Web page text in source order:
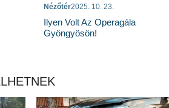
Nézőtér2025. 10. 23.
Ilyen Volt Az Operagála
Gyöngyösön!